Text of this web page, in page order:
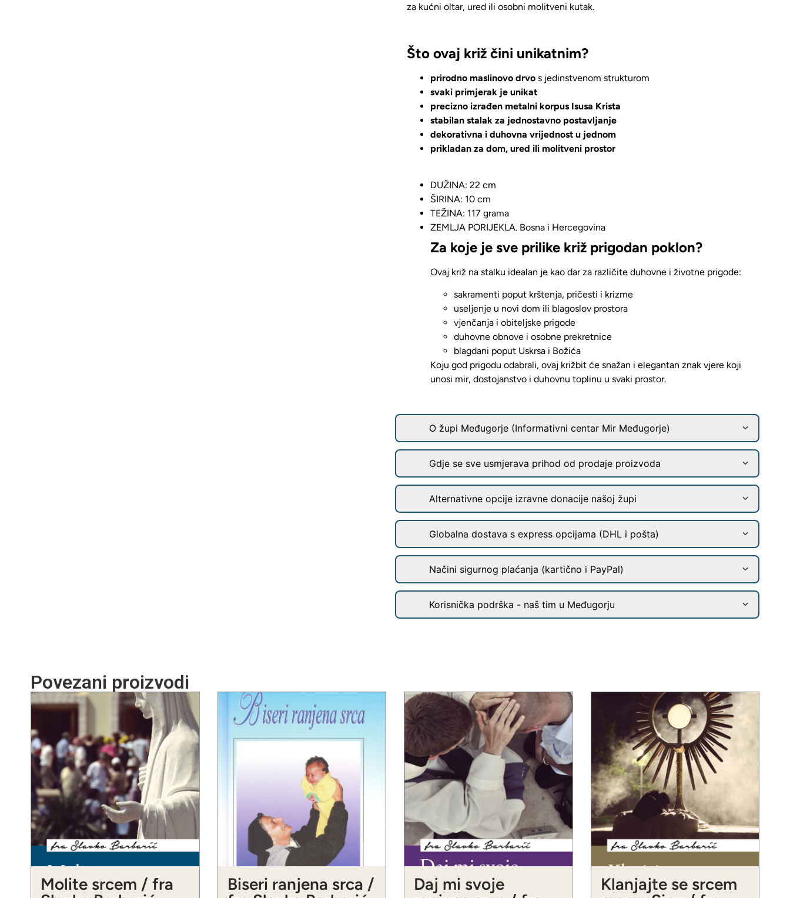
za kućni oltar, ured ili osobni molitveni kutak.
Što ovaj križ čini unikatnim?
prirodno maslinovo drvo s jedinstvenom strukturom
svaki primjerak je unikat
precizno izrađen metalni korpus Isusa Krista
stabilan stalak za jednostavno postavljanje
dekorativna i duhovna vrijednost u jednom
prikladan za dom, ured ili molitveni prostor
DUŽINA: 22 cm
ŠIRINA: 10 cm
TEŽINA: 117 grama
ZEMLJA PORIJEKLA. Bosna i Hercegovina
Za koje je sve prilike križ prigodan poklon?
Ovaj križ na stalku idealan je kao dar za različite duhovne i životne prigode:
sakramenti poput krštenja, pričesti i krizme
useljenje u novi dom ili blagoslov prostora
vjenčanja i obiteljske prigode
duhovne obnove i osobne prekretnice
blagdani poput Uskrsa i Božića
Koju god prigodu odabrali, ovaj križbit će snažan i elegantan znak vjere koji
unosi mir, dostojanstvo i duhovnu toplinu u svaki prostor.
O župi Međugorje (Informativni centar Mir Međugorje)
Gdje se sve usmjerava prihod od prodaje proizvoda
Alternativne opcije izravne donacije našoj župi
Globalna dostava s express opcijama (DHL i pošta)
Načini sigurnog plaćanja (kartično i PayPal)
Korisnička podrška - naš tim u Međugorju
Povezani proizvodi
Molite srcem / fra
Biseri ranjena srca /
Daj mi svoje
Klanjajte se srcem